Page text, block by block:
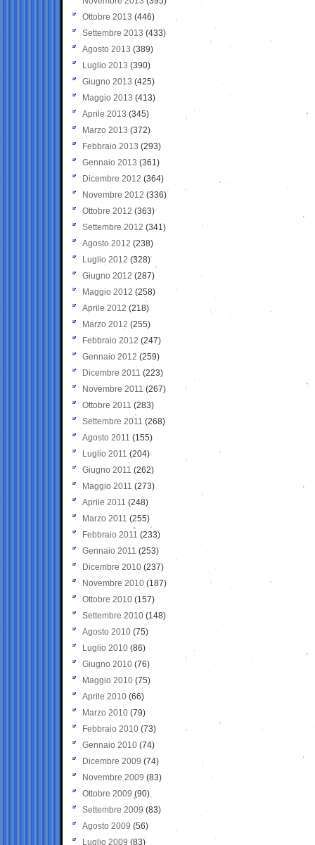
Ottobre 2013 (446)
Settembre 2013 (433)
Agosto 2013 (389)
Luglio 2013 (390)
Giugno 2013 (425)
Maggio 2013 (413)
Aprile 2013 (345)
Marzo 2013 (372)
Febbraio 2013 (293)
Gennaio 2013 (361)
Dicembre 2012 (364)
Novembre 2012 (336)
Ottobre 2012 (363)
Settembre 2012 (341)
Agosto 2012 (238)
Luglio 2012 (328)
Giugno 2012 (287)
Maggio 2012 (258)
Aprile 2012 (218)
Marzo 2012 (255)
Febbraio 2012 (247)
Gennaio 2012 (259)
Dicembre 2011 (223)
Novembre 2011 (267)
Ottobre 2011 (283)
Settembre 2011 (268)
Agosto 2011 (155)
Luglio 2011 (204)
Giugno 2011 (262)
Maggio 2011 (273)
Aprile 2011 (248)
Marzo 2011 (255)
Febbraio 2011 (233)
Gennaio 2011 (253)
Dicembre 2010 (237)
Novembre 2010 (187)
Ottobre 2010 (157)
Settembre 2010 (148)
Agosto 2010 (75)
Luglio 2010 (86)
Giugno 2010 (76)
Maggio 2010 (75)
Aprile 2010 (66)
Marzo 2010 (79)
Febbraio 2010 (73)
Gennaio 2010 (74)
Dicembre 2009 (74)
Novembre 2009 (83)
Ottobre 2009 (90)
Settembre 2009 (83)
Agosto 2009 (56)
Luglio 2009 (83)